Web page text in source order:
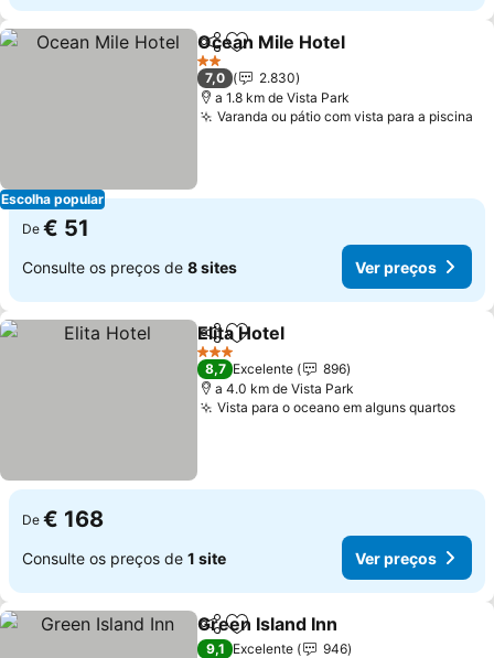
Escolha popular
PartilharAdicionar aos favoritos
Ocean Mile Hotel
2 Estrelas
7,0
2.830
a 1.8 km de Vista Park
Varanda ou pátio com vista para a piscina
De € 51
Consulte os preços de 8 sites Ver preços
PartilharAdicionar aos favoritos
Elita Hotel
3 Estrelas
8,7 Excelente
896
a 4.0 km de Vista Park
Vista para o oceano em alguns quartos
De € 168
Consulte os preços de 1 site Ver preços
PartilharAdicionar aos favoritos
Green Island Inn
9,1 Excelente
946